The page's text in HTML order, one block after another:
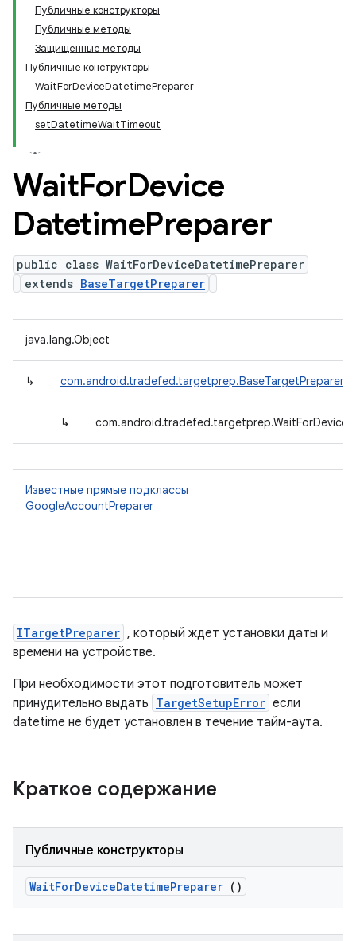
Публичные конструкторы
Публичные методы
Защищенные методы
Публичные конструкторы
WaitForDeviceDatetimePreparer
Публичные методы
setDatetimeWaitTimeout
WaitForDevice
DatetimePreparer
public class WaitForDeviceDatetimePreparer
extends BaseTargetPreparer
java.lang.Object
↳ com.android.tradefed.targetprep.BaseTargetPreparer
↳
Известные прямые подклассы
GoogleAccountPreparer
ITargetPreparer , который ждет установки даты и
времени на устройстве.
При необходимости этот подготовитель может
принудительно выдать TargetSetupError если
datetime не будет установлен в течение тайм-аута.
Краткое содержание
Публичные конструкторы
WaitForDeviceDatetimePreparer ()